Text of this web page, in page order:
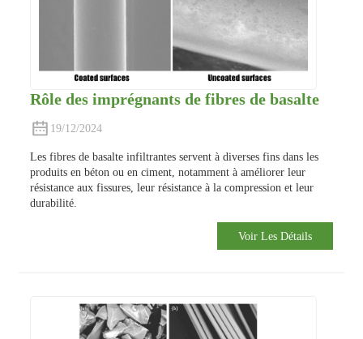
Rôle des imprégnants de fibres de basalte
19/12/2024
Les fibres de basalte infiltrantes servent à diverses fins dans les
produits en béton ou en ciment, notamment à améliorer leur
résistance aux fissures, leur résistance à la compression et leur
durabilité.
Voir Les Détails